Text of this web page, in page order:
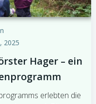
2025
Hager – ein
erlebten die